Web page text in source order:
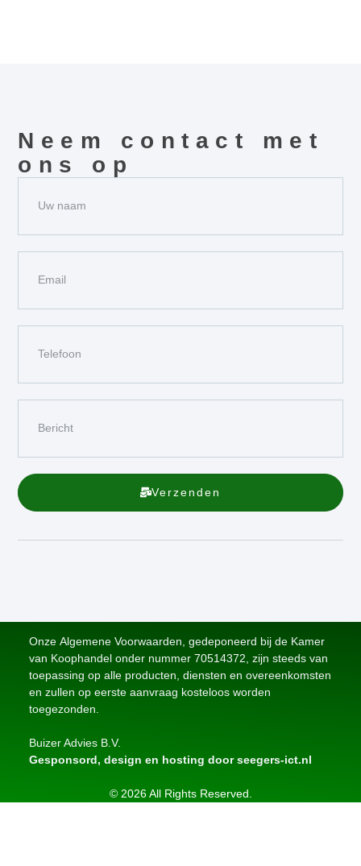
Neem contact met
ons op
Verzenden
Onze Algemene Voorwaarden, gedeponeerd bij de Kamer
van Koophandel onder nummer 70514372, zijn steeds van
toepassing op alle producten, diensten en overeenkomsten
en zullen op eerste aanvraag kosteloos worden
toegezonden.
Buizer Advies B.V.
Gesponsord, design en hosting door seegers-ict.nl
© 2026 All Rights Reserved.